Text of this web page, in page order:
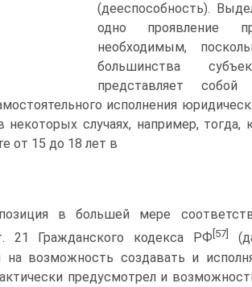
(дееспособность).
одно проявление
необходимым,
большинства
представляет
исполнения
случаях, например, тогда,
от 15 до 18 лет в
в большей мере
21 Гражданского кодекса РФ [57]
на возможность создавать и
предусмотрел и